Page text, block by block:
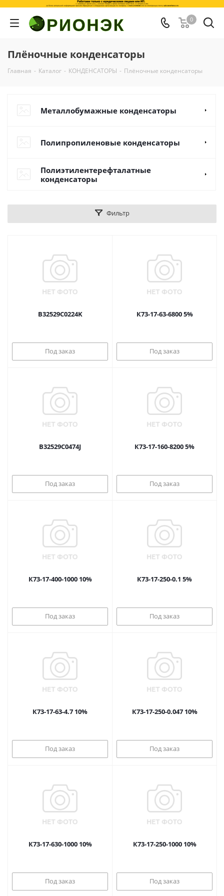
0
Плёночные конденсаторы
Главная - Каталог - КОНДЕНСАТОРЫ - Плёночные конденсаторы
Металлобумажные конденсаторы
Полипропиленовые конденсаторы
Полиэтилентерефталатные
конденсаторы
Фильтр
B32529C0224K
Под заказ
К73-17-63-6800 5%
Под заказ
B32529C0474J
Под заказ
К73-17-160-8200 5%
Под заказ
К73-17-400-1000 10%
Под заказ
К73-17-250-0.1 5%
Под заказ
К73-17-63-4.7 10%
Под заказ
К73-17-250-0.047 10%
Под заказ
К73-17-630-1000 10%
Под заказ
К73-17-250-1000 10%
Под заказ